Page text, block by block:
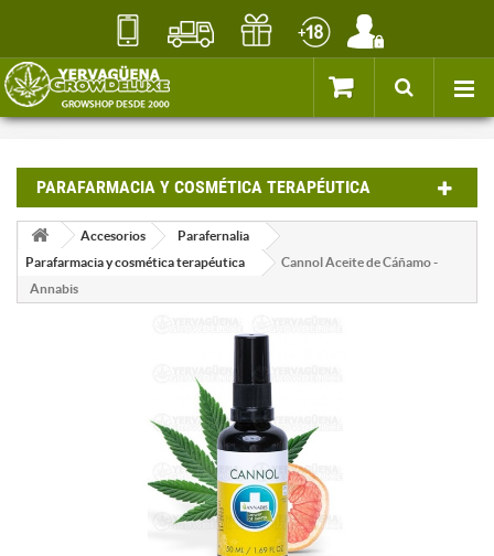
PARAFARMACIA Y COSMÉTICA TERAPÉUTICA
Accesorios
Parafernalia
Parafarmacia y cosmética terapéutica
Cannol Aceite de Cáñamo -
Annabis